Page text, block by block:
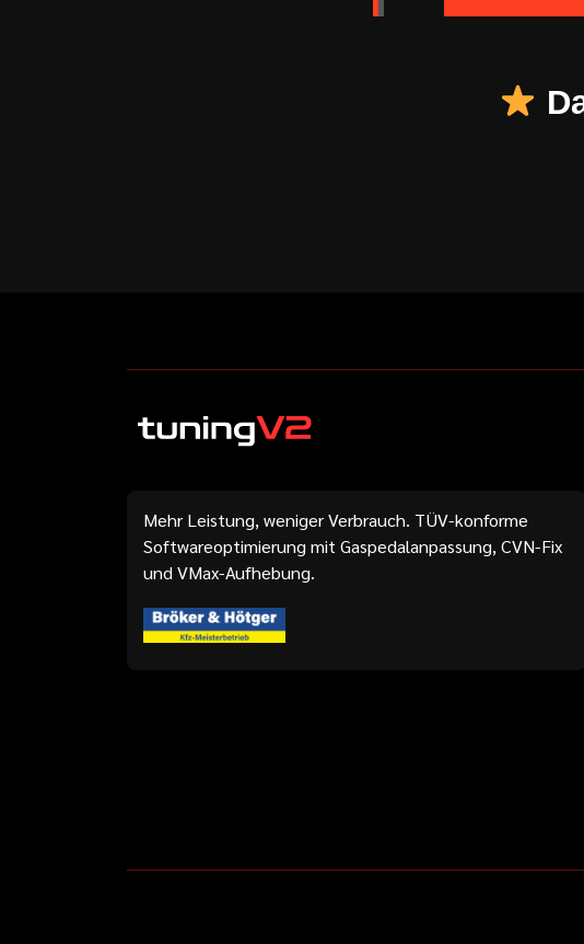
Mehr Leistung, weniger Verbrauch. TÜV-konforme
Softwareoptimierung mit Gaspedalanpassung, CVN-Fix
und VMax-Aufhebung.